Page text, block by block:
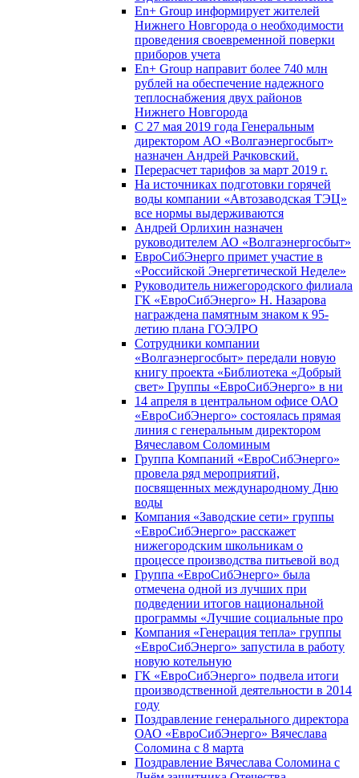
En+ Group информирует жителей
Нижнего Новгорода о необходимости
проведения своевременной поверки
приборов учета
En+ Group направит более 740 млн
рублей на обеспечение надежного
теплоснабжения двух районов
Нижнего Новгорода
С 27 мая 2019 года Генеральным
директором АО «Волгаэнергосбыт»
назначен Андрей Рачковский.
Перерасчет тарифов за март 2019 г.
На источниках подготовки горячей
воды компании «Автозаводская ТЭЦ»
все нормы выдерживаются
Андрей Орлихин назначен
руководителем АО «Волгаэнергосбыт»
ЕвроСибЭнерго примет участие в
«Российской Энергетической Неделе»
Руководитель нижегородского филиала
ГК «ЕвроСибЭнерго» Н. Назарова
награждена памятным знаком к 95-
летию плана ГОЭЛРО
Сотрудники компании
«Волгаэнергосбыт» передали новую
книгу проекта «Библиотека «Добрый
свет» Группы «ЕвроСибЭнерго» в ни
14 апреля в центральном офисе ОАО
«ЕвроСибЭнерго» состоялась прямая
линия с генеральным директором
Вячеславом Соломиным
Группа Компаний «ЕвроСибЭнерго»
провела ряд мероприятий,
посвященных международному Дню
воды
Компания «Заводские сети» группы
«ЕвроСибЭнерго» расскажет
нижегородским школьникам о
процессе производства питьевой вод
Группа «ЕвроСибЭнерго» была
отмечена одной из лучших при
подведении итогов национальной
программы «Лучшие социальные про
Компания «Генерация тепла» группы
«ЕвроСибЭнерго» запустила в работу
новую котельную
ГК «ЕвроСибЭнерго» подвела итоги
производственной деятельности в 2014
году
Поздравление генерального директора
ОАО «ЕвроСибЭнерго» Вячеслава
Соломина с 8 марта
Поздравление Вячеслава Соломина с